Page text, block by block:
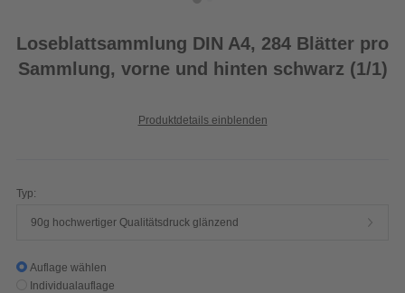
Loseblattsammlung DIN A4, 284 Blätter pro
Sammlung, vorne und hinten schwarz (1/1)
Produktdetails einblenden
Typ:
90g hochwertiger Qualitätsdruck glänzend
Auflage wählen
Individualauflage